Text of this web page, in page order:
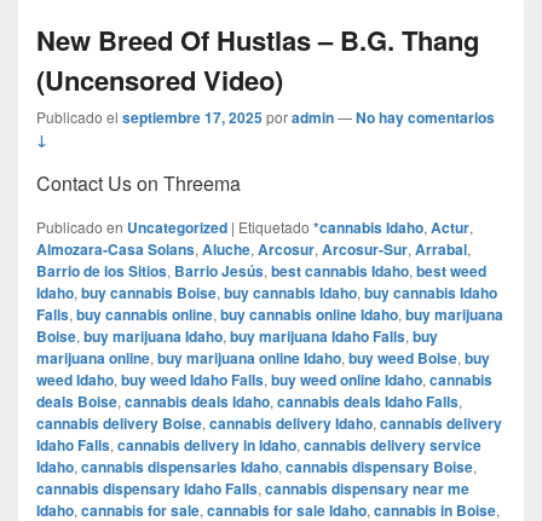
New Breed Of Hustlas – B.G. Thang
(Uncensored Video)
Publicado el septiembre 17, 2025poradmin—No hay comentarios
↓
Contact Us on Threema
Publicado en Uncategorized | Etiquetado *cannabis Idaho, Actur,
Almozara-Casa Solans, Aluche, Arcosur, Arcosur-Sur, Arrabal,
Barrio de los Sitios, Barrio Jesús, best cannabis Idaho, best weed
Idaho, buy cannabis Boise, buy cannabis Idaho, buy cannabis Idaho
Falls, buy cannabis online, buy cannabis online Idaho, buy marijuana
Boise, buy marijuana Idaho, buy marijuana Idaho Falls, buy
marijuana online, buy marijuana online Idaho, buy weed Boise, buy
weed Idaho, buy weed Idaho Falls, buy weed online Idaho, cannabis
deals Boise, cannabis deals Idaho, cannabis deals Idaho Falls,
cannabis delivery Boise, cannabis delivery Idaho, cannabis delivery
Idaho Falls, cannabis delivery in Idaho, cannabis delivery service
Idaho, cannabis dispensaries Idaho, cannabis dispensary Boise,
cannabis dispensary Idaho Falls, cannabis dispensary near me
Idaho, cannabis for sale, cannabis for sale Idaho, cannabis in Boise,